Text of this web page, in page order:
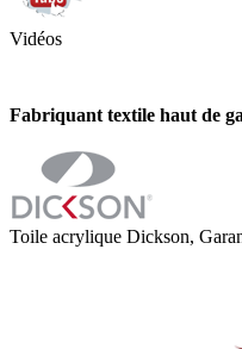
Vidéos
Fabriquant textile haut de
Toile acrylique Dickson,